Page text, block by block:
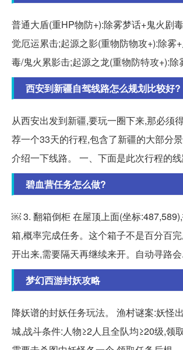
普通大盾(重HP物防+):除雾梦话+鬼火剧
觉厄运累击;起源之影(重物防物攻+):除雾
毒/鬼火累影击;起源之龙(重物防特攻+):除
西安到新疆自驾线路怎么规划比较好?
从西安出发到新疆,要玩一圈下来,那必须
荐一个33天的行程,包含了新疆的大部分
介绍一下线路。 一、下面是此次行程的线
碧血营任务怎么做?
￼ 3. 翻箱倒柜 在屋顶上面(坐标
箱,概率完成任务。这个箱子不是百分百
开出来,需要隔天再继续来开。自动寻路会
梦幻西游封妖攻略
降妖谱的封妖任务玩法。 渔村谜案:妖怪
城,战斗条件:人物≥2人且全队均≥20级,领